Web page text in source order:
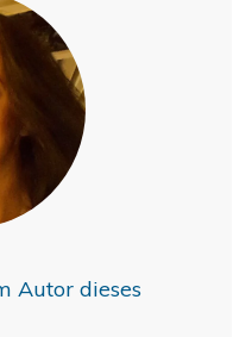
Autor dieses